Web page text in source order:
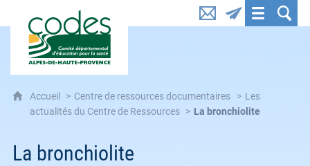
CoDES 04 : Comité départemental d'éducation
Accueil Centre de ressources documentaires
Les
actualités du Centre de Ressources
La bronchiolite
La bronchiolite